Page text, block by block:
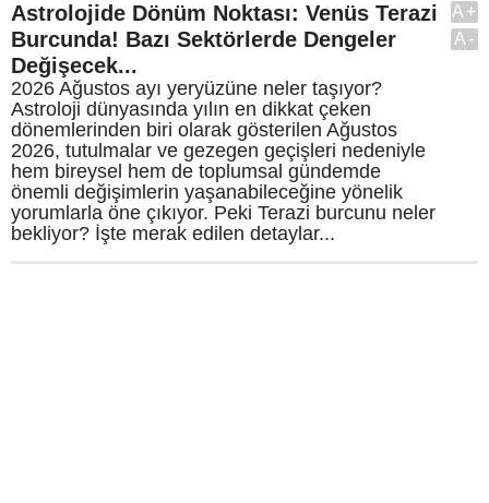
Astrolojide Dönüm Noktası: Venüs Terazi
Burcunda! Bazı Sektörlerde Dengeler
Değişecek...
2026 Ağustos ayı yeryüzüne neler taşıyor?
Astroloji dünyasında yılın en dikkat çeken
dönemlerinden biri olarak gösterilen Ağustos
2026, tutulmalar ve gezegen geçişleri nedeniyle
hem bireysel hem de toplumsal gündemde
önemli değişimlerin yaşanabileceğine yönelik
yorumlarla öne çıkıyor. Peki Terazi burcunu neler
bekliyor? İşte merak edilen detaylar...
A+
A-